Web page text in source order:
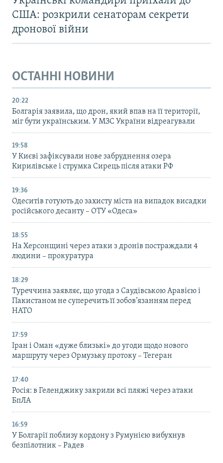
США: розкрили сенаторам секрети
дронової війни
ОСТАННІ НОВИНИ
20:22
Болгарія заявила, що дрон, який впав на її території,
міг бути українським. У МЗС України відреагували
19:58
У Києві зафіксували нове забруднення озера
Кирилівське і струмка Сирець після атаки РФ
19:36
Одеситів готують до захисту міста на випадок висадки
російського десанту – ОТУ «Одеса»
18:55
На Херсонщині через атаки з дронів постраждали 4
людини – прокуратура
18:29
Туреччина заявляє, що угода з Саудівською Аравією і
Пакистаном не суперечить її зобов’язанням перед
НАТО
17:59
Іран і Оман «дуже близькі» до угоди щодо нового
маршруту через Ормузьку протоку – Тегеран
17:40
Росія: в Геленджику закрили всі пляжі через атаки
БпЛА
16:59
У Болгарії поблизу кордону з Румунією вибухнув
безпілотник – Радев